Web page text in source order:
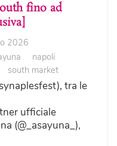
fino ad
2026
napoli
south market
tra le
ufficiale
(@_asayuna_),